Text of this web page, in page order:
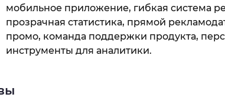
мобильное приложение, гибкая система
прозрачная статистика, прямой
промо, команда поддержки продукта,
инструменты для аналитики.